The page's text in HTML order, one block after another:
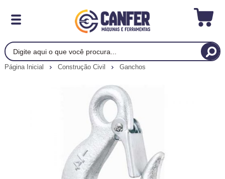
Página Inicial Construção Civil Ganchos